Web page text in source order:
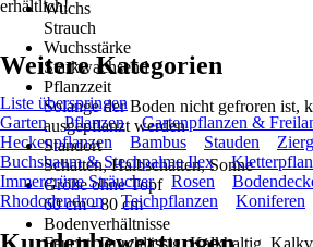
Wuchs
Strauch
Wuchsstärke
Starkwachsend
Pflanzzeit
Solange der Boden nicht gefroren ist,
ausgepflanzt werden
Standort
Schatten, Halbschatten, Sonne
Größe ohne Topf
60 cm - 80 cm
Bodenverhältnisse
Feucht, Durchlässig, Kalkhaltig,
erhältlich!
Weitere Kategorien
Liste überspringen
Garten
Pflanzen Gartenpflanzen &
Heckenpflanzen
Bambus Stauden
Buchsbaum & Stechpalme Ilex
Immergrüne Sträucher
Rosen
Rhododendron
Teichpflanzen Koniferen